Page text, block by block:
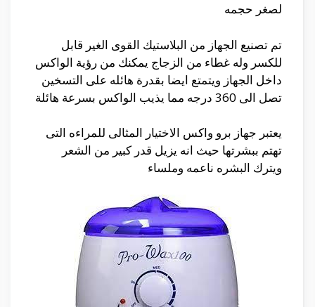
لصغر حجمه
تم تصنيع الجهاز من البلاستيك القوى الغير قابل
للكسر وله غطاء من الزجاج يمكنك من رؤية الواكس
داخل الجهاز ويتمتع ايضا بقدرة هائله على التسخين
تصل الى 360 درجه مما يذيب الواكس بسرعة هائلة
يعتبر جهاز برو واكس الاختيار المثالى للمراءه التى
تهتم ببشرتها حيث انه يزيل قدر كبير من الشعر
ويترك البشره ناعمه وملساء